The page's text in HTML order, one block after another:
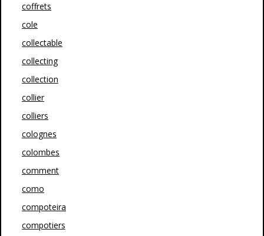
coffrets
cole
collectable
collecting
collection
collier
colliers
colognes
colombes
comment
como
compoteira
compotiers